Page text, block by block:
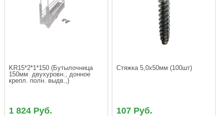
KR15*2*1*150 (Бутылочница
150мм  двухуровн., донное
крепл. полн. выдв.,)
1 824 Руб. 107 Руб.